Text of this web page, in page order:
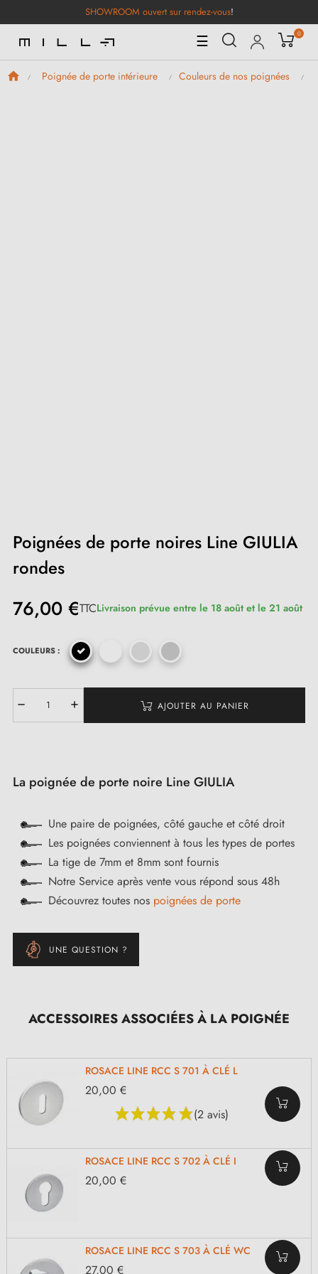
SHOWROOM ouvert sur rendez-vous!
Basculer
la
navigation
☰ 0
Poignée de porte intérieure Couleurs de nos poignées
Poignées de porte noires Line GIULIA
rondes
76,00 €TTCLivraison prévue entre le 18 août et le 21 août
COULEURS :
AJOUTER AU PANIER
La poignée de porte noire Line GIULIA
Une paire de poignées, côté gauche et côté droit
Les poignées conviennent à tous les types de portes
La tige de 7mm et 8mm sont fournis
Notre Service après vente vous répond sous 48h
Découvrez toutes nos poignées de porte
UNE QUESTION ?
ACCESSOIRES ASSOCIÉES À LA POIGNÉE
ROSACE LINE RCC S 701 À CLÉ L
(2 avis)
20,00 €
ROSACE LINE RCC S 702 À CLÉ I
20,00 €
ROSACE LINE RCC S 703 À CLÉ WC
27,00 €